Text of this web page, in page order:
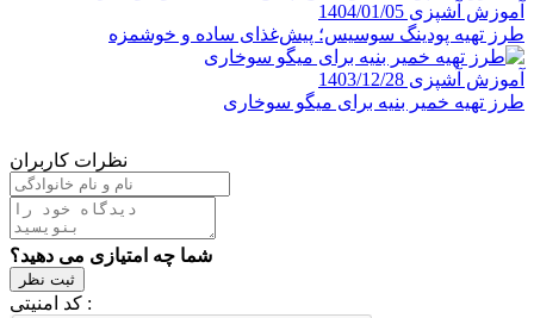
آموزش آشپزی 1404/01/05
طرز تهیه پودینگ سوسیس؛ پیش‌غذای ساده و خوشمزه
آموزش آشپزی 1403/12/28
طرز تهیه خمیر بنیه برای میگو سوخاری
نظرات کاربران
شما چه امتیازی می دهید؟
ثبت نظر
کد امنیتی :